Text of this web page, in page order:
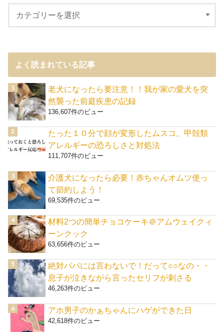
よく読まれている記事
老犬になったら要注意！！我が家の愛犬を突
然襲った前庭疾患の記録
136,607件のビュー
たった１０分で顔が変形したムスコ。甲殻類
アレルギーの恐ろしさと対処法
111,707件のビュー
介護犬になったら必要！赤ちゃんオムツ使っ
て節約しよう！
69,535件のビュー
材料2つの簡単チョコケーキ＠アムウェイクィ
ーンクック
63,656件のビュー
絶対パパには言わないで！だって○○なの・・
息子が泣きながら言ったセリフが刺さる
46,263件のビュー
アホ男子のかぁちゃんにハゲができた日
42,618件のビュー